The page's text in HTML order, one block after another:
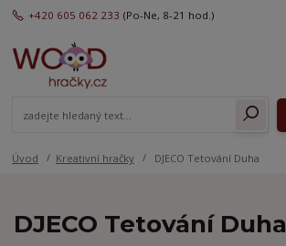
+420 605 062 233 (Po-Ne, 8-21 hod.)
Úvod Kreativní hračky DJECO Tetování Duha
DJECO Tetování Duha